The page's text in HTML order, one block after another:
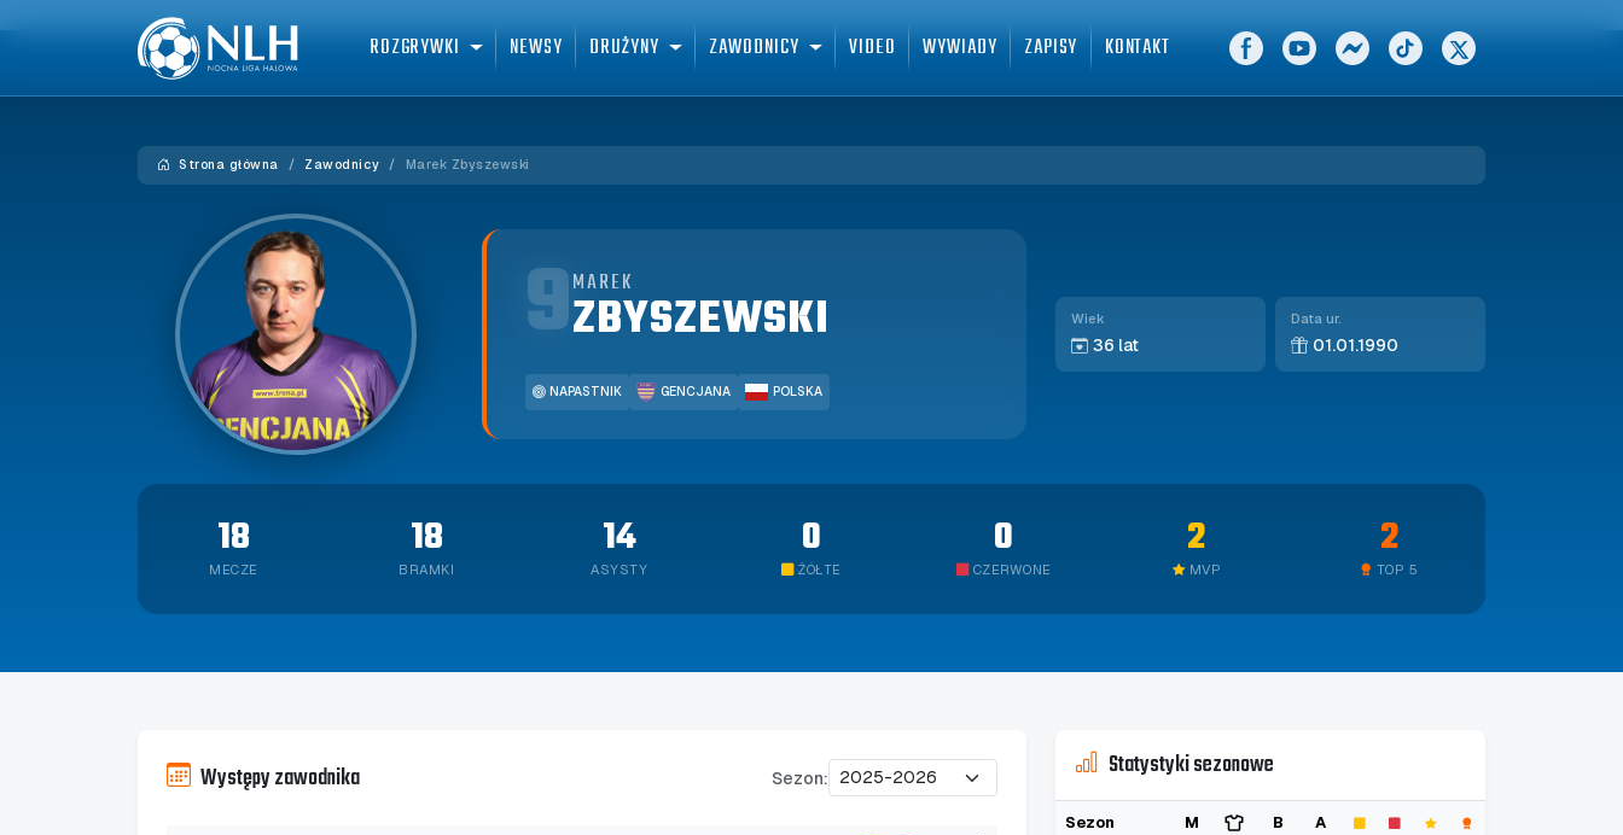
ROZGRYWKI NEWSY DRUŻYNY ZAWODNICY VIDEO WYWIADY ZAPISY KONTAKT
Strona główna Zawodnicy Marek Zbyszewski
9MAREK
ZBYSZEWSKI
NAPASTNIK GENCJANA POLSKA
Wiek
36 lat
Data ur.
01.01.1990
18
MECZE
18
BRAMKI
14
ASYSTY
0
ŻÓŁTE
0
CZERWONE
2
MVP
2
TOP 5
Występy zawodnika Sezon: Statystyki sezonowe
Sezon M B A